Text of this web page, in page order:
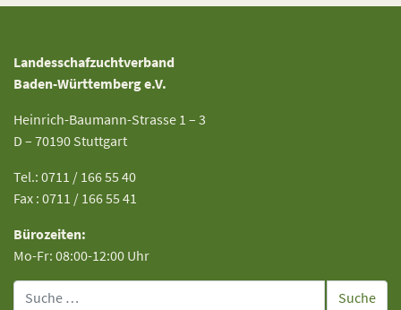
Landesschafzuchtverband
Baden-Württemberg e.V.
Heinrich-Baumann-Strasse 1 – 3
D – 70190 Stuttgart
Tel.: 0711 / 166 55 40
Fax : 0711 / 166 55 41
Bürozeiten:
Mo-Fr: 08:00-12:00 Uhr
Suche